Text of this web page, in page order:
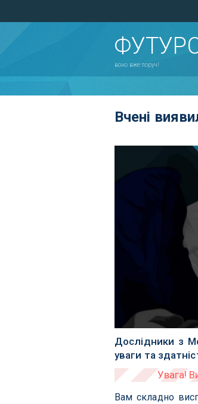
воно вже поруч!
Вчені
Дослідники з
уваги та
Вам складно